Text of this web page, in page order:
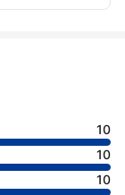
10
10
10